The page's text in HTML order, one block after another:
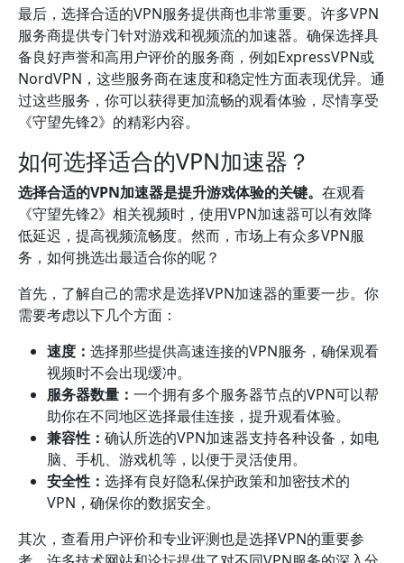
最后，选择合适的VPN服务提供商也非常重要。许多VPN
服务商提供专门针对游戏和视频流的加速器。确保选择具
备良好声誉和高用户评价的服务商，例如ExpressVPN或
NordVPN，这些服务商在速度和稳定性方面表现优异。通
过这些服务，你可以获得更加流畅的观看体验，尽情享受
《守望先锋2》的精彩内容。
如何选择适合的VPN加速器？
选择合适的VPN加速器是提升游戏体验的关键。 在观看
《守望先锋2》相关视频时，使用VPN加速器可以有效降
低延迟，提高视频流畅度。然而，市场上有众多VPN服
务，如何挑选出最适合你的呢？
首先，了解自己的需求是选择VPN加速器的重要一步。你
需要考虑以下几个方面：
速度： 选择那些提供高速连接的VPN服务，确保观看
视频时不会出现缓冲。
服务器数量： 一个拥有多个服务器节点的VPN可以帮
助你在不同地区选择最佳连接，提升观看体验。
兼容性： 确认所选的VPN加速器支持各种设备，如电
脑、手机、游戏机等，以便于灵活使用。
安全性： 选择有良好隐私保护政策和加密技术的
VPN，确保你的数据安全。
其次，查看用户评价和专业评测也是选择VPN的重要参